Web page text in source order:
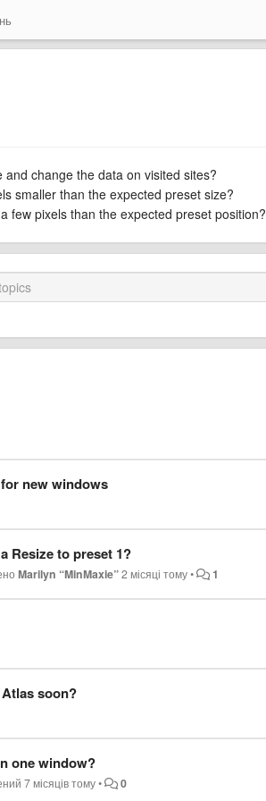
change the data on visited sites?
smaller than the expected preset size?
few pixels than the expected preset position?
new windows
Resize to preset 1?
Marilyn “MinMaxie”2 місяці тому• 1
soon?
one window?
7 місяців тому• 0